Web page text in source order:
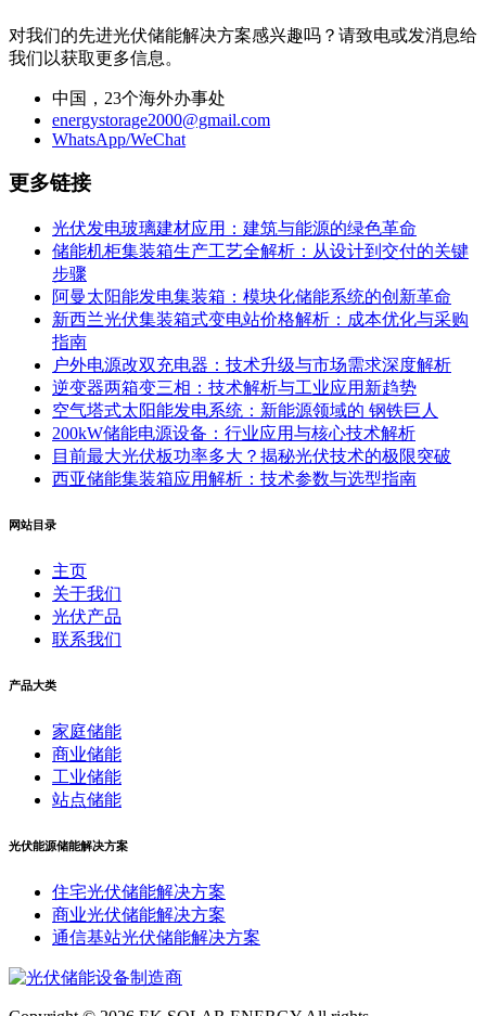
对我们的先进光伏储能解决方案感兴趣吗？请致电或发消息给
我们以获取更多信息。
中国，23个海外办事处
energystorage2000@gmail.com
WhatsApp/WeChat
更多链接
光伏发电玻璃建材应用：建筑与能源的绿色革命
储能机柜集装箱生产工艺全解析：从设计到交付的关键
步骤
阿曼太阳能发电集装箱：模块化储能系统的创新革命
新西兰光伏集装箱式变电站价格解析：成本优化与采购
指南
户外电源改双充电器：技术升级与市场需求深度解析
逆变器两箱变三相：技术解析与工业应用新趋势
空气塔式太阳能发电系统：新能源领域的 钢铁巨人
200kW储能电源设备：行业应用与核心技术解析
目前最大光伏板功率多大？揭秘光伏技术的极限突破
西亚储能集装箱应用解析：技术参数与选型指南
网站目录
主页
关于我们
光伏产品
联系我们
产品大类
家庭储能
商业储能
工业储能
站点储能
光伏能源储能解决方案
住宅光伏储能解决方案
商业光伏储能解决方案
通信基站光伏储能解决方案